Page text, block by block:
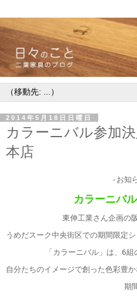
2014年5月18日日曜日
カラーニバル参加
本店
- お知
カラーニバ
東伸工業さん企画の
うめだスーク中央街区での期間限定
「カラーニバル」は、6組
自分たちのイメージで創った色彩豊
期